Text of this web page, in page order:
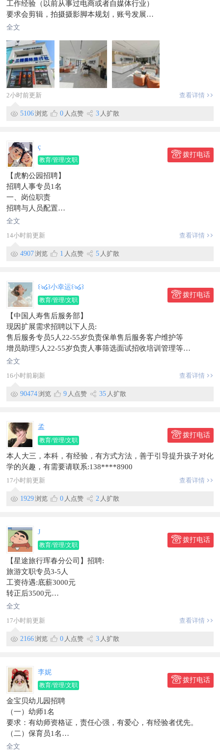
工作经验（以前从事过电商或者自媒体行业）
要求会剪辑，拍摄摄影脚本规划，账号发展
工作内容（拍摄做旅行社的账号，前台销售，互联网运营）
考核试用期工资3000—3500看能力+绩效提成
正式入职看工作能力在定3500--6000+绩效提成
工作地点新安街
信息有效期到6月1日
全文
2小时前更新 查看详情
5106浏览 0 人点赞 3 人扩散
ç
教育/管理/文职
拨打电话
【虎豹公园招聘】
招聘人事专员1名
一、岗位职责
招聘与人员配置
根据公司业务需求，包括发布招聘信息、筛选简历、组织面试、
考勤与工资管理
负责员工考勤统计、请假审批、加班管理，确保考勤数据准确无
资表并提交财务发放。
五险一金办理
负责员工人事档案的建立、更新和保管，确保档案完整、保密。
薪资待遇：3000-4000元五险一金
招聘：客房主管1名
岗位职责：
1、负责客房日常运营的组织与协调，确保服务流程高效顺畅；
2、监督客房清洁、布草更换及设施维护工作，保障房间整洁与
3、协助制定客房服务标准并推动执行，持续提升服务质量；
4、配合上级完成对客房团队的管理与培训，提升员工专业能
招聘：讲解员1名
岗位职责：
1、负责接待来访人员并提供专业、流畅的讲解服务；
2、根据参观流程引导观众有序进行参观，确保讲解过程顺畅；
3、准确传递企业及项目相关信息，提升参观者的认知与体验
感；
薪资待遇：3000—4000元五险一金
1、负责研学课程的实施与现场教学组织，引导学生参与实践活
动；
2、在户外或实践场景中管理学生秩序，保障教学活动安全有序
进行；
3、结合课程目标开展知识讲解、互动引导和学习反馈；
4、配合完成课程前后的准备与总结工作；
薪资待遇：3000—4000元五险一金
联系电话：159****2730
地址：珲春虎豹公园
联系时，请说明在【珲春圈】看到的~
全文
14小时前更新
查看详情
4907浏览 1 人点赞 5 人扩散
꒰ঌ໒꒱小幸运꒰ঌ໒꒱
教育/管理/文职
拨打电话
【中国人寿售后服务部】
现因扩展需求招聘以下人员:
售后服务专员5人22-55岁负责保单售后服务客户维护等
增员助理5人22-55岁负责人事筛选面试招收培训管理等
工作氛围轻松无压力无责底薪加提成
工作时间8:00-16:00
时间自由双休节假日全休
联系时，请说明在【珲春圈】看到的~
全文
16小时前刷新
查看详情
90474浏览 9 人点赞 35 人扩散
孟
教育/管理/文职
拨打电话
本人大三，本科，有经验，有方式方法，善于引导提升孩子对化
学的兴趣，有需要请联系:138****8900
17小时前更新 查看详情
1929浏览 0 人点赞 2 人扩散
J
教育/管理/文职
拨打电话
【星途旅行珲春分公司】招聘:
旅游文职专员3-5人
工资待遇:底薪3000元
转正后3500元
工作地址:珲春市上城铂金馆
岗位职责
1.负责旅游线路资料整理、文案编辑、行程单制作与排版
4.配合团队完成旅游产品宣传文案、图文素材的基础编辑
5.日常办公文档处理、数据统计与报表填写
任职要求 海报
1.熟悉办公软件(Word、Excel、PPT等)，打字速度快，细心发布
2.具备良好的文字表达能力,沟通温和有耐心
3.对旅游行业有兴趣，有旅游相关工作经验者优先
留言
4.工作有条理，责任心强，能稳定长期工作
全文
17小时前更新
查看详情
2166浏览 0 人点赞 3 人扩散
李妮
教育/管理/文职
拨打电话
金宝贝幼儿园招聘
（一）幼师1名
要求：有幼师资格证，责任心强，有爱心，有经验者优先。
（二）保育员1名
要求:有保育员资格证书，有责任心，耐心，无工作经验勿扰。
全文